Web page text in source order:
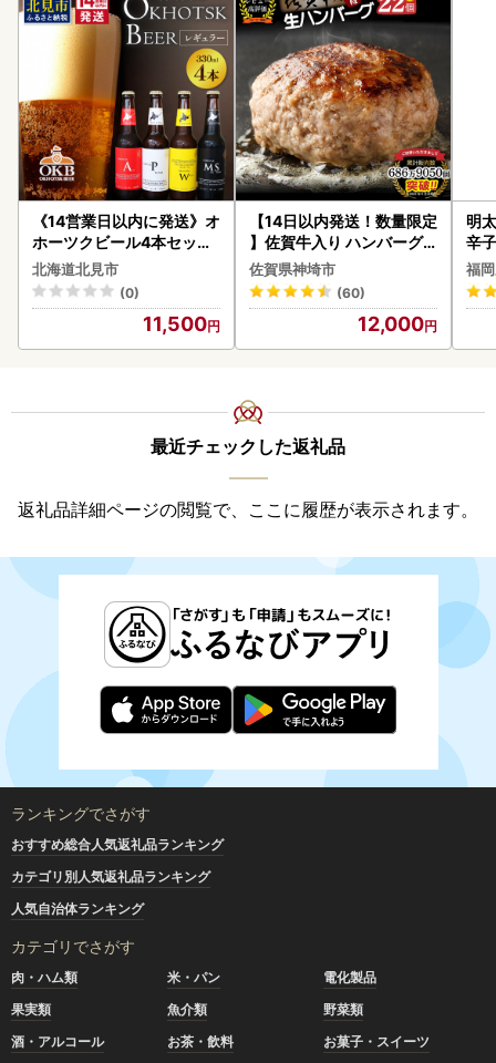
なお、「申請事項変更出書」はワンストップ特例申請におい
てのみ適用されます。「書類送付先」また「返礼品送付先」
の変更はされませんので、ご注意ください。「書類送付先」
と「返礼品送付先」の変更をご希望の方は、下記のお問い合
わせ先までご連絡お願いします。
【ワンストップ特例申請について】
書類到着後、順次受付を行ってまいりますが、登録までにお
時間をいただくことがございます。予めご了承ください。
「書類不備メール」もしくは「ワンストップ特例受付完了メ
ール」が寄附申込時に登録されたメールアドレスへ配信され
ますので、ご確認よろしくお願いします。
※書類不備の場合は、ワンストップ特例は適用されませんの
で、できるだけ早く必要書類をご提出くださいますようお願
＜＜詐欺サイトにご注意ください！＞＞
ふるさと納税を割引で取り扱っているように見せかけたサイ
トが発見されております。
上峰町のふるさと納税とは一切関係がございませんので、ご
注意ください。
【一時所得について】
寄附者へのお礼として特産品を送る場合がありますが、これ
は一時所得に該当します。
これは、ふるさと納税(寄附)が収入(特産品)を得るための支
出として扱われず、寄附金控除の対象とされていることに伴
うものであり、一時所得は、年間50万円を超える場合に、
超えた額について課税対象となります。
なお、懸賞や福引きの賞金品、生命保険の一時金や損害保険
さい。
(参考：総務省 ふるさと納税ポータルサイト)
《14営業日以内に発送》オ
ホーツクビール4本セット
( 飲料 飲み物 お酒 ビール
クラフトビール 瓶ビール
贈答 ギフト 贈り物 お中元
御中元 お歳暮 御歳暮 お祝
い プレゼント モルトビー
北海道北見市
(0)
11,500
【14日以内発送！数量限定
】佐賀牛入り ハンバーグ 2
2個 2.6kg(120g×22個)(H
083106)
佐賀県神埼市
(60)
12,000
明
辛
福
最近チェックした返礼品
返礼品詳細ページの閲覧で、ここに履歴が表示されます。
ランキングでさがす
おすすめ総合人気返礼品ランキング
カテゴリ別人気返礼品ランキング
人気自治体ランキング
カテゴリでさがす
肉・ハム類 米・パン
電化製品
果実類
魚介類
野菜類
酒・アルコール
お茶・飲料
お菓子・スイーツ